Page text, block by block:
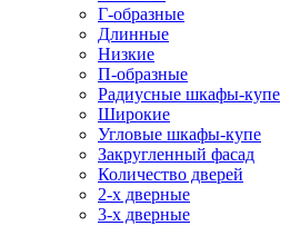
Г-образные
Длинные
Низкие
П-образные
Радиусные шкафы-купе
Широкие
Угловые шкафы-купе
Закругленный фасад
Количество дверей
2-х дверные
3-х дверные